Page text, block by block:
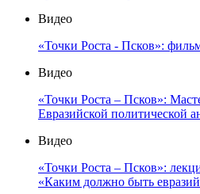
Видео
«Точки Роста - Псков»:
Видео
«Точки Роста – Псков»:
Евразийской политической
Видео
«Точки Роста – Псков»:
«Каким должно быть